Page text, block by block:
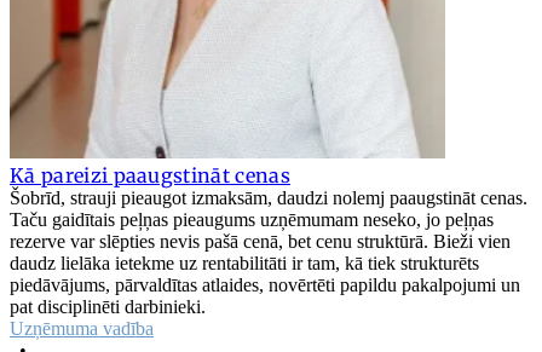
Kā pareizi paaugstināt cenas
Šobrīd, strauji pieaugot izmaksām, daudzi nolemj paaugstināt cenas.
Taču gaidītais peļņas pieaugums uzņēmumam neseko, jo peļņas
rezerve var slēpties nevis pašā cenā, bet cenu struktūrā. Bieži vien
daudz lielāka ietekme uz rentabilitāti ir tam, kā tiek strukturēts
piedāvājums, pārvaldītas atlaides, novērtēti papildu pakalpojumi un
pat disciplinēti darbinieki.
Uzņēmuma vadība